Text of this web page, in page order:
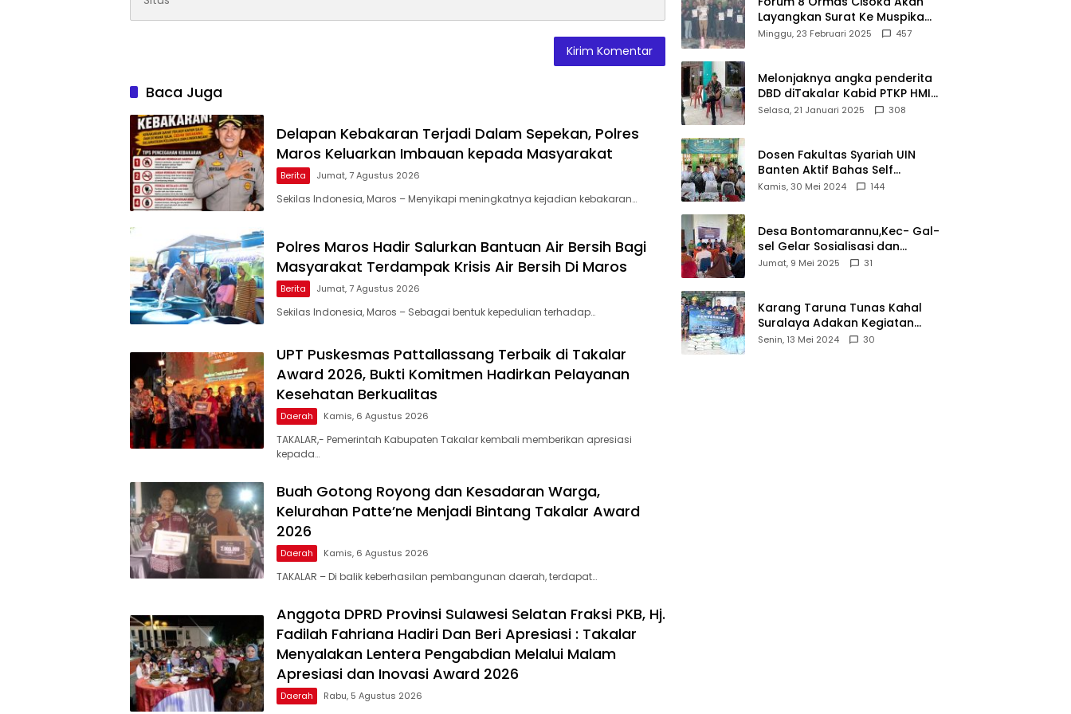
Baca Juga
Delapan Kebakaran Terjadi Dalam Sepekan, Polres
Maros Keluarkan Imbauan kepada Masyarakat
Berita Jumat, 7 Agustus 2026
Sekilas Indonesia, Maros – Menyikapi meningkatnya kejadian kebakaran…
Polres Maros Hadir Salurkan Bantuan Air Bersih Bagi
Masyarakat Terdampak Krisis Air Bersih Di Maros
Berita Jumat, 7 Agustus 2026
Sekilas Indonesia, Maros – Sebagai bentuk kepedulian terhadap…
UPT Puskesmas Pattallassang Terbaik di Takalar
Award 2026, Bukti Komitmen Hadirkan Pelayanan
Kesehatan Berkualitas
Daerah Kamis, 6 Agustus 2026
TAKALAR,- Pemerintah Kabupaten Takalar kembali memberikan apresiasi
kepada…
Buah Gotong Royong dan Kesadaran Warga,
Kelurahan Patte’ne Menjadi Bintang Takalar Award
2026
Daerah Kamis, 6 Agustus 2026
TAKALAR – Di balik keberhasilan pembangunan daerah, terdapat…
Anggota DPRD Provinsi Sulawesi Selatan Fraksi PKB, Hj.
Fadilah Fahriana Hadiri Dan Beri Apresiasi : Takalar
Menyalakan Lentera Pengabdian Melalui Malam
Apresiasi dan Inovasi Award 2026
Daerah Rabu, 5 Agustus 2026
Layangkan Surat Ke Muspika
Atas Adanya Kantor Matel di
Minggu, 23 Februari 2025 457
Melonjaknya angka penderita
DBD diTakalar Kabid PTKP HMI
Cab.Takalar angkat bicara
Selasa, 21 Januari 2025 308
Dosen Fakultas Syariah UIN
Banten Aktif Bahas Self
Declare Halal dalam Forum
Kamis, 30 Mei 2024 144
Desa Bontomarannu,Kec- Gal-
sel Gelar Sosialisasi dan
Bimtek Pemutakhiran Data ID
Jumat, 9 Mei 2025 31
Karang Taruna Tunas Kahal
Suralaya Adakan Kegiatan
Bansos Terhadap Kaum
Senin, 13 Mei 2024 30